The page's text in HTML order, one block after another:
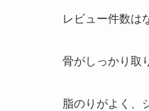
レビュー件数は
骨がしっかり取
脂のりがよく、